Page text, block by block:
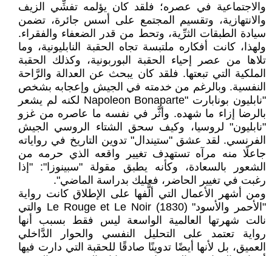
والاجتماعية في عصره؛ فلقد كان يؤلمه تفشِّي الزيف
والانتهازية، وتقسيم المجتمع على أسس جائرة، تضمن
سيادة الطبقات الثرِّية، وتحط من قدر الضعفاء والفقراء.
ولهذا، كانت أفكاره ملتبسة تجاه الحقبة النابليونية، وما
تلاها من عصر إحياء الحقبة البوربونية، وكذلك الحقبة
الملكية التي تبعتها. فلقد كان يبحث عن العدالة والرَّاحة
النفسية. وبالرغم من خدمته في الجيش وإعجابه بشخص
"نابليون بونابارت "Napoleon Bonaparte لكنه لم يشعر
بالرضا إزاء ما شهده. وأثَّر في نفسه ما عاصره من غزو
"نابليون" لروسيا، وكيف سحق الشتاء الروسي الجيش
الفرنسي. لقد عشق "ستيندال" تدوين التاريخ في رواياته
جاعلًا منه مرآه تستهدف تغيير واقعه الذي حرمه من
الشعور بالسعادة، وكأنه يطبق مقولة "سبينوزا": "إذا
رغبت في تغيير الحاضر، فعليك بدراسة الماضي".
ومن أشهر الأعمال التي ألَّفها على الإطلاق كانت رواية
"الأحمر والأسود" Le Rouge et Le Noir (1830) والتي
نالت شهرتها العالمية الواسعة ليس فقط بسبب أنها
رواية تعتمد على التحليل النفسي والحوار الدَّاخلي
العميق، بل لأنها أيضًا تدوينًا صادقًا للحقبة التي دارت فيها